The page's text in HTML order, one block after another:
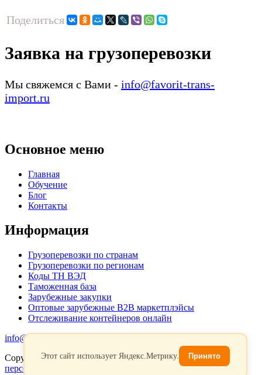
Поделиться
Заявка на грузоперевозки
Мы свяжемся с Вами - info@favorit-trans-
import.ru
Основное меню
Главная
Обучение
Блог
Контакты
Информация
Грузоперевозки по странам
Грузоперевозки по регионам
Коды ТН ВЭД
Таможенная база
Зарубежные закупки
Оптовые зарубежные B2B маркетплэйсы
Отслеживание контейнеров онлайн
info@favorit-trans-import.ru
Copyright 2026. Все права защищены.Политика обработки
персональых данных
Согласие на обработку персональных
Этот сайт использует Яндекс.Метрику. Принято